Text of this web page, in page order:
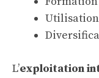
Utilisation
L’exploitation